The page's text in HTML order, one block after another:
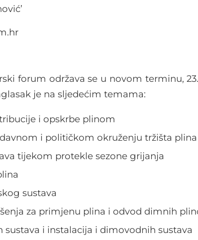
forum održava se u novom terminu,
je na sljedećim temama:
i opskrbe plinom
i političkom okruženju tržišta plina
tijekom protekle sezone grijanja
sustava
za primjenu plina i odvod dimnih
sustava i instalacija i dimovodnih sustava